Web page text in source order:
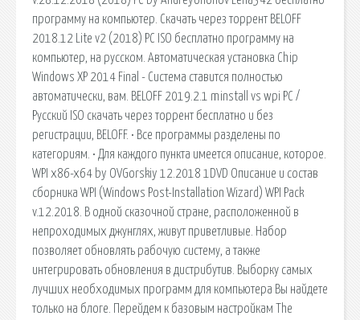
программу на компьютер. Скачать через торрент BELOFF
2018.12 Lite v2 (2018) PC ISO бесплатно программу на
компьютер, на русском. Автоматическая установка Chip
Windows XP 2014 Final - Система ставится полностью
автоматически, вам. BELOFF 2019.2.1 minstall vs wpi PC /
Русский ISO скачать через торрент бесплатно и без
регистрации, BELOFF. • Все программы разделены по
категориям. • Для каждого пункта имеется описание, которое.
WPI x86-x64 by OVGorskiy 12.2018 1DVD Описание и состав
сборника WPI (Windows Post-Installation Wizard) WPI Pack
v.12.2018. В одной сказочной стране, расположенной в
непроходимых джунглях, живут приветливые. Набор
позволяет обновлять рабочую систему, а также
интегрировать обновления в дистрибутив. Выборку самых
лучших необходимых программ для компьютера Вы найдете
только на блоге. Перейдем к базовым настройкам The